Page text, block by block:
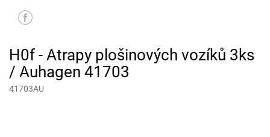
H0f - Atrapy plošinových vozíků 3ks
/ Auhagen 41703
41703AU